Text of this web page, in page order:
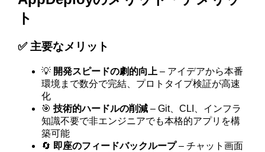
ト
✅ 主要なメリット
💡 開発スピードの劇的向上 – アイデアから本番
環境まで数分で完結、プロトタイプ検証が高速
化
🎯技術的ハードルの削減 – Git、CLI、インフラ
知識不要で非エンジニアでも本格的アプリを構
築可能
🔄 即座のフィードバックループ– チャット画面